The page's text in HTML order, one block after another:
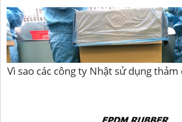
Vì sao các công ty Nhật sử dụng